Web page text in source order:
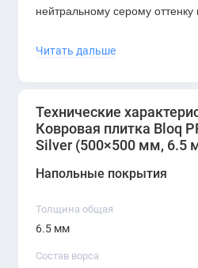
нейтральному серому оттенку
Читать дальше
Технические
Ковровая плитка Bloq
Silver (500×500 мм, 6.5
Напольные покрытия
Толщина общая
6.5 мм
Состав ворса